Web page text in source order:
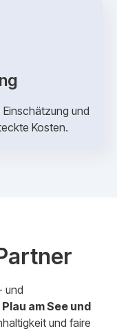
und
Kosten.
und
Plau am See und
und faire